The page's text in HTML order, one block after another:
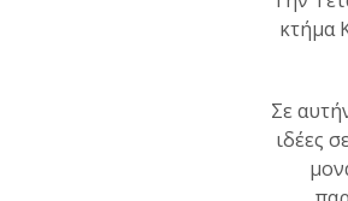
κτήμα
Σε
ιδέες